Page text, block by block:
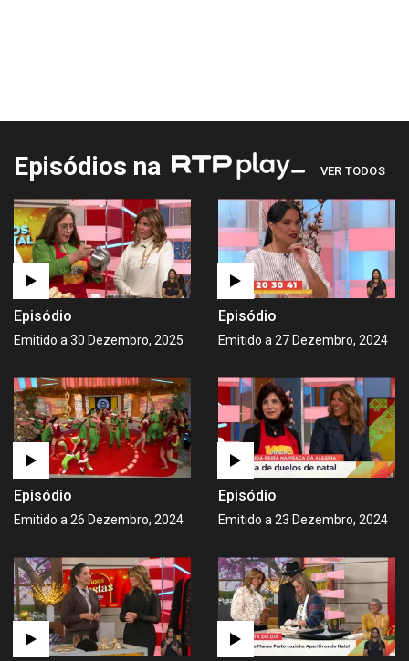
Episódios na VER TODOS
Episódio
Emitido a 30 Dezembro, 2025
Episódio
Emitido a 27 Dezembro, 2024
Episódio
Emitido a 26 Dezembro, 2024
Episódio
Emitido a 23 Dezembro, 2024